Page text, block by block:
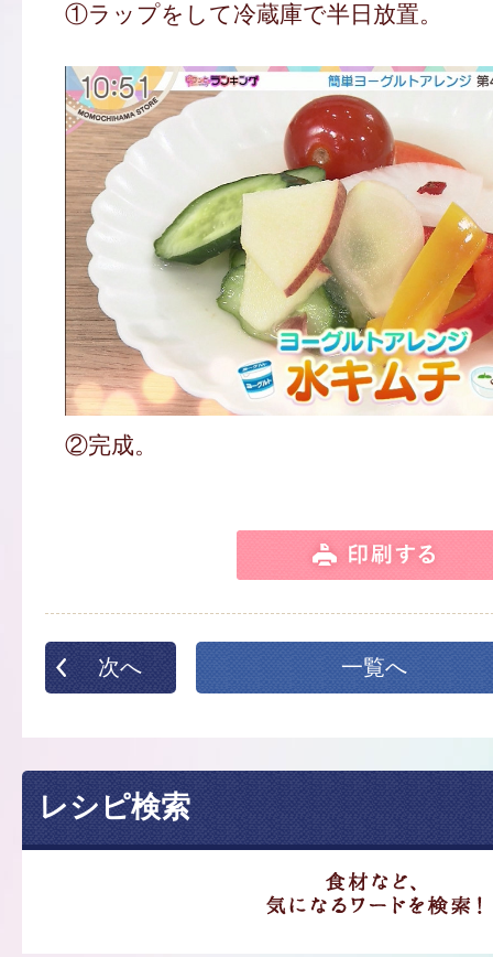
①ラップをして冷蔵庫で半日放置。
②完成。
次へ 一覧へ
レシピ検索